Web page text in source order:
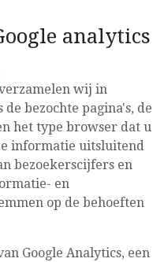
analytics
wij in
bezochte pagina's, de
het type browser dat u
informatie uitsluitend
bezoekerscijfers en
en
op de behoeften
Google Analytics, een